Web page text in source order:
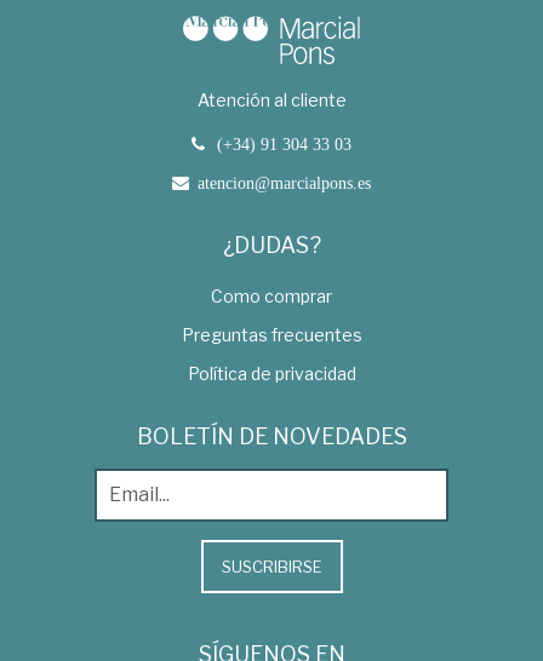
Atención al cliente
(+34) 91 304 33 03
atencion@marcialpons.es
¿DUDAS?
Como comprar
Preguntas frecuentes
Política de privacidad
BOLETÍN DE NOVEDADES
SUSCRIBIRSE
SÍGUENOS EN